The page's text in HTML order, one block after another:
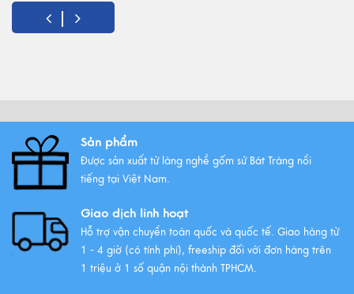
SẢN PHẨM MỸ NGHỆ CHO
DOANH NGHIỆP
Xem thêm
Sản phẩm
Được sản xuất từ làng nghề gốm sứ Bát Tràng nổi
tiếng tại Việt Nam.
Giao dịch linh hoạt
Hỗ trợ vận chuyển toàn quốc và quốc tế. Giao hàng từ
1 - 4 giờ (có tính phí), freeship đối với đơn hàng trên
1 triệu ở 1 số quận nội thành TPHCM.